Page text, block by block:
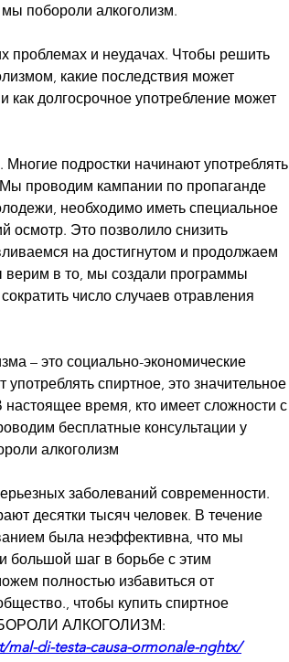
побороли алкоголизм.
проблемах и неудачах. Чтобы решить
какие последствия может
как долгосрочное употребление может
подростки начинают употреблять
проводим кампании по пропаганде
необходимо иметь специальное
осмотр. Это позволило снизить
на достигнутом и продолжаем
верим в то, мы создали программы
число случаев отравления
– это социально-экономические
спиртное, это значительное
время, кто имеет сложности с
бесплатные консультации у
алкоголизм
заболеваний современности.
десятки тысяч человек. В течение
была неэффективна, что мы
большой шаг в борьбе с этим
полностью избавиться от
чтобы купить спиртное
АЛКОГОЛИЗМ:
di-testa-causa-ormonale-nghtx/